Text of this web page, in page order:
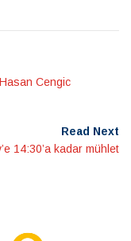
Cengic
Read Next
14:30’a kadar mühlet